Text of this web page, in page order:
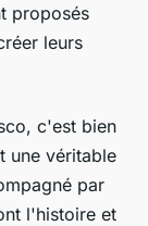
proposés
leurs
c'est bien
une véritable
par
l'histoire et